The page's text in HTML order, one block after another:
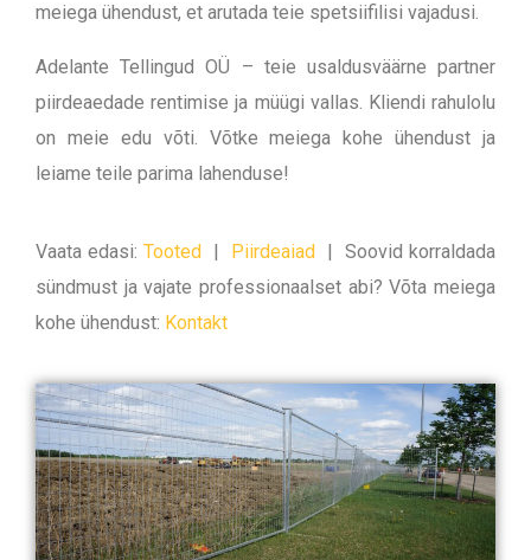
meiega ühendust, et arutada teie spetsiifilisi vajadusi.
Adelante Tellingud OÜ – teie usaldusväärne partner
piirdeaedade rentimise ja müügi vallas. Kliendi rahulolu
on meie edu võti. Võtke meiega kohe ühendust ja
leiame teile parima lahenduse!
Vaata edasi: Tooted | Piirdeaiad | Soovid korraldada
sündmust ja vajate professionaalset abi? Võta meiega
kohe ühendust: Kontakt